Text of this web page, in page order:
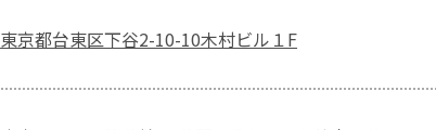
東京都台東区下谷2-10-10木村ビル１F